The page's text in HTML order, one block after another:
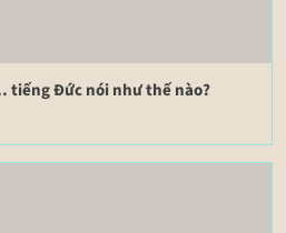
tiếng Đức nói như thế nào?